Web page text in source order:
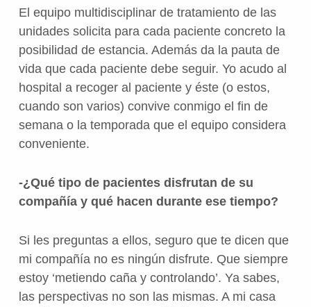
El equipo multidisciplinar de tratamiento de las
unidades solicita para cada paciente concreto la
posibilidad de estancia. Además da la pauta de
vida que cada paciente debe seguir. Yo acudo al
hospital a recoger al paciente y éste (o estos,
cuando son varios) convive conmigo el fin de
semana o la temporada que el equipo considera
conveniente.
-¿Qué tipo de pacientes disfrutan de su
compañía y qué hacen durante ese tiempo?
Si les preguntas a ellos, seguro que te dicen que
mi compañía no es ningún disfrute. Que siempre
estoy ‘metiendo caña y controlando’. Ya sabes,
las perspectivas no son las mismas. A mi casa